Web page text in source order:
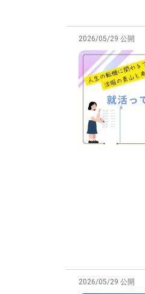
2026/05/29 公開
2026/05/29 公開